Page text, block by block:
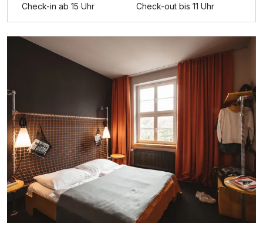
Doppelzimmer Komfort
2 Erwachsene
Check-in ab 15 Uhr Check-out bis 11 Uhr